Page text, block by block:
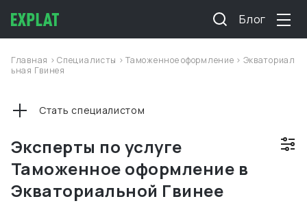
Блог
Главная >Специалисты >Таможенное оформление > Экваториал
ьная Гвинея
Эксперты по услуге
Таможенное оформление в
Экваториальной Гвинее
Стать специалистом